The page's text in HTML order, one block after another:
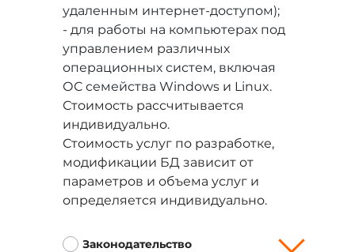
удаленным интернет-доступом);
- для работы на компьютерах под
управлением различных
операционных систем, включая
ОС семейства Windows и Linux.
Стоимость рассчитывается
индивидуально.
Стоимость услуг по разработке,
модификации БД зависит от
параметров и объема услуг и
определяется индивидуально.
Законодательство